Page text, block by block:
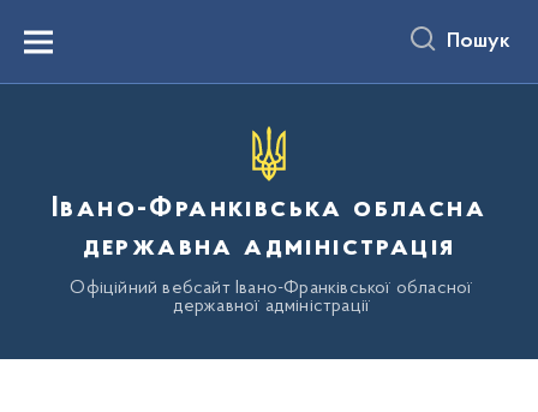
вмістуMenu Пошук
Івано-Франківська обласна
державна адміністрація
Офіційний вебсайт Івано-Франківської обласної
державної адміністрації